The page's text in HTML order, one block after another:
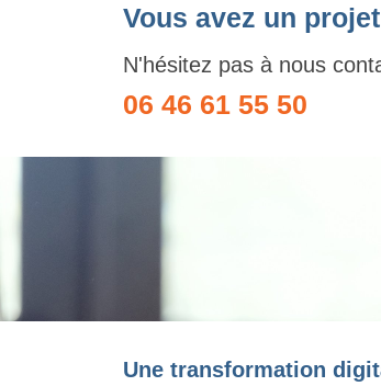
Vous avez un
N'hésitez pas à nous
06 46 61 55 50
Une transformation